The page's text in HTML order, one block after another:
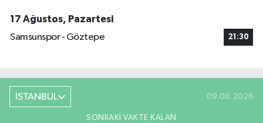
17 Ağustos, Pazartesi
Samsunspor - Göztepe
21:30
İSTANBUL 09.08.2026
SONRAKI VAKTE KALAN